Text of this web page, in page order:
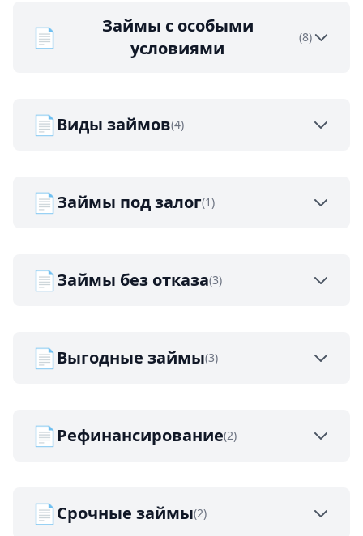
📄
Займы с особыми
условиями
(8)
📄Виды займов(4)
📄Займы под залог(1)
📄Займы без отказа(3)
📄Выгодные займы(3)
📄Рефинансирование(2)
📄Срочные займы(2)